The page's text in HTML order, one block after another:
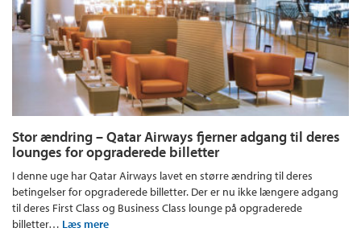
Stor ændring – Qatar Airways fjerner adgang til deres
lounges for opgraderede billetter
I denne uge har Qatar Airways lavet en større ændring til deres
betingelser for opgraderede billetter. Der er nu ikke længere adgang
til deres First Class og Business Class lounge på opgraderede
billetter… Læs mere